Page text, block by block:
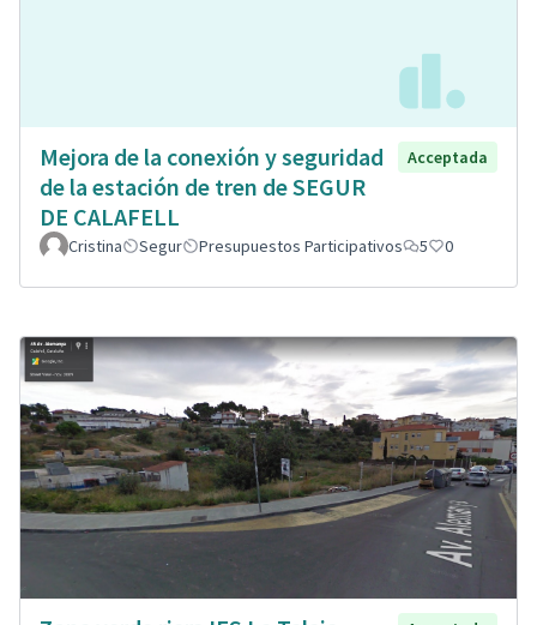
Mejora de la conexión y seguridad
de la estación de tren de SEGUR
DE CALAFELL
Acceptada
Cristina Segur Presupuestos Participativos 5 0